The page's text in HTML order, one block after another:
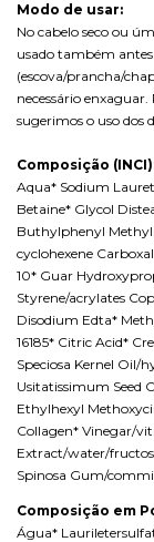
Modo de usar:
No cabelo seco ou
usado também
(escova/prancha/
necessário
sugerimos o uso dos
Composição
Aqua* Sodium
Betaine* Glycol
Buthylphenyl
cyclohexene
10* Guar
Styrene/acrylates
Disodium Edta*
16185* Citric Acid*
Speciosa Kernel Oil/
Usitatissimum Seed
Ethylhexyl
Collagen* Vinegar/
Extract/water/
Spinosa Gum/
Composição em
Água*